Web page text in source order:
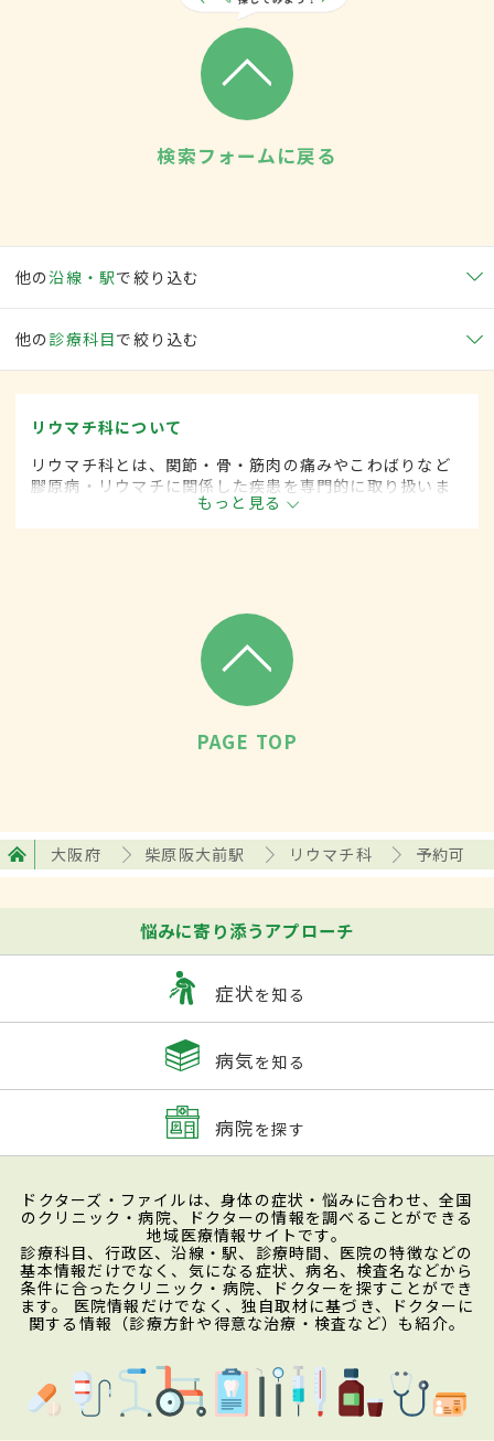
検索フォームに戻る
他の沿線・駅で絞り込む
他の 診療科目で絞り込む
リウマチ科について
リウマチ科とは、関節・骨・筋肉の痛みやこわばりなど
膠原病・リウマチに関係した疾患を専門的に取り扱いま
もっと見る
PAGE TOP
大阪府 柴原阪大前駅 リウマチ科 予約可
悩みに寄り添うアプローチ
症状を知る
病気を知る
病院を探す
ドクターズ・ファイルは、身体の症状・悩みに合わせ、全国
のクリニック・病院、ドクターの情報を調べることができる
地域医療情報サイトです。
診療科目、行政区、沿線・駅、診療時間、医院の特徴などの
基本情報だけでなく、気になる症状、病名、検査名などから
条件に合ったクリニック・病院、ドクターを探すことができ
ます。 医院情報だけでなく、独自取材に基づき、ドクターに
関する情報（診療方針や得意な治療・検査など）も紹介。